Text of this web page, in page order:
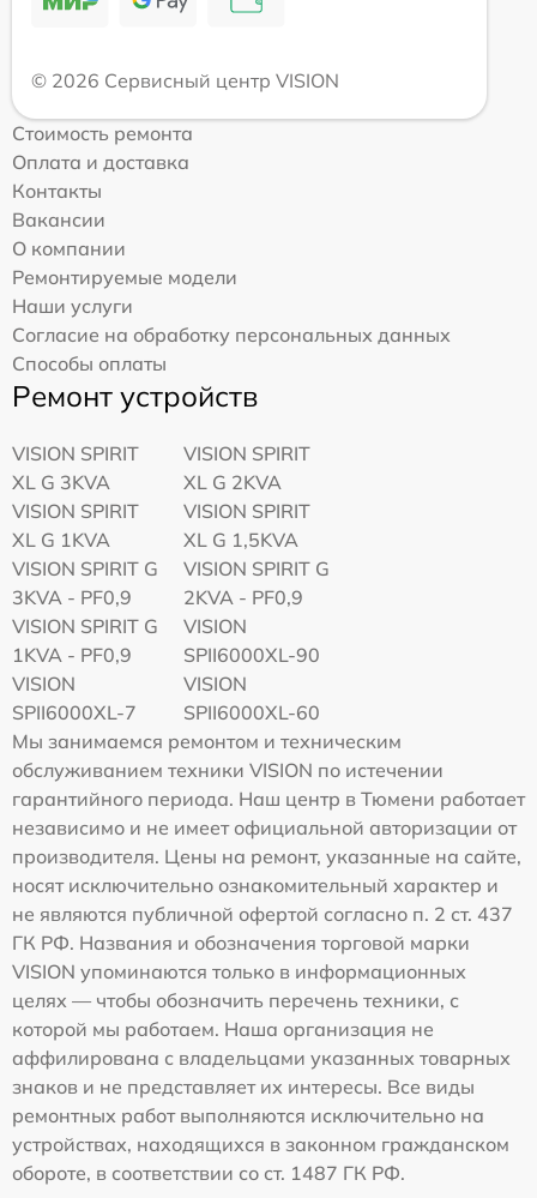
© 2026 Сервисный центр VISION
Стоимость ремонта
Оплата и доставка
Контакты
Вакансии
О компании
Ремонтируемые модели
Наши услуги
Согласие на обработку персональных данных
Способы оплаты
Ремонт устройств
VISION SPIRIT
XL G 3KVA
VISION SPIRIT
XL G 2KVA
VISION SPIRIT
XL G 1KVA
VISION SPIRIT
XL G 1,5KVA
VISION SPIRIT G
3KVA - PF0,9
VISION SPIRIT G
2KVA - PF0,9
VISION SPIRIT G
1KVA - PF0,9
VISION
SPII6000XL-90
VISION
SPII6000XL-7
VISION
SPII6000XL-60
Мы занимаемся ремонтом и техническим
обслуживанием техники VISION по истечении
гарантийного периода. Наш центр в Тюмени работает
независимо и не имеет официальной авторизации от
производителя. Цены на ремонт, указанные на сайте,
носят исключительно ознакомительный характер и
не являются публичной офертой согласно п. 2 ст. 437
ГК РФ. Названия и обозначения торговой марки
VISION упоминаются только в информационных
целях — чтобы обозначить перечень техники, с
которой мы работаем. Наша организация не
аффилирована с владельцами указанных товарных
знаков и не представляет их интересы. Все виды
ремонтных работ выполняются исключительно на
устройствах, находящихся в законном гражданском
обороте, в соответствии со ст. 1487 ГК РФ.